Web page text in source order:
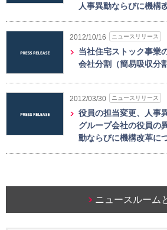
人事異動ならびに機構
2012/10/16 ニュースリリース
当社住宅ストック事業
会社分割（簡易吸収分
2012/03/30 ニュースリリース
役員の担当変更、人事
グループ会社の役員の
動ならびに機構改革に
ニュースルーム